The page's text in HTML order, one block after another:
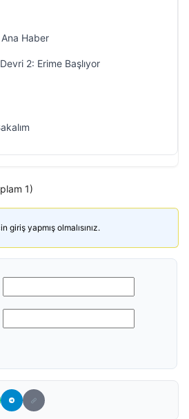
Haber
2: Erime Başlıyor
1)
giriş yapmış olmalısınız.